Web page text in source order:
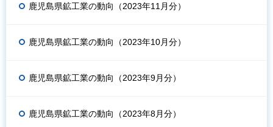
鹿児島県鉱工業の動向（2023年11月分）
鹿児島県鉱工業の動向（2023年10月分）
鹿児島県鉱工業の動向（2023年9月分）
鹿児島県鉱工業の動向（2023年8月分）